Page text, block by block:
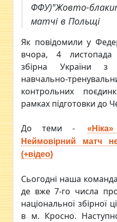
ФФУ)"Жовто-
матчі в Польщі
Як повідомили у
вчора, 4 листопада
збірна України з
навчально-
контрольних
рамках підготовки до
До теми -
Неймовірний матч
(+відео)
Сьогодні наша
де вже 7-го числа
національної збірної
в м. Кросно.